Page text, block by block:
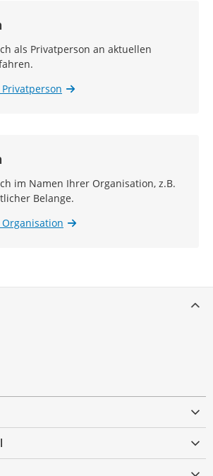
als Privatperson an aktuellen
im Namen Ihrer Organisation, z.B.
Belange.